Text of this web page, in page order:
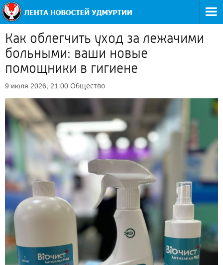
Как облегчить уход за лежачими
больными: ваши новые
помощники в гигиене
9 июля 2026, 21:00 Общество